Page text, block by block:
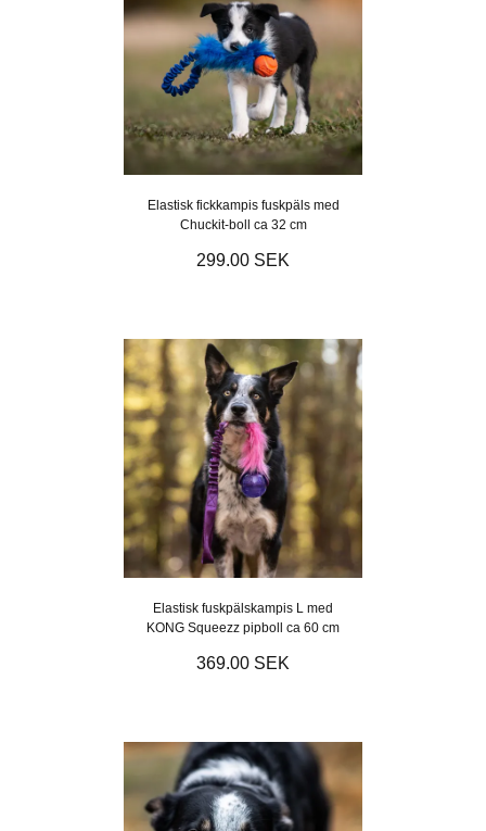
Elastisk fickkampis fuskpäls med
Chuckit-boll ca 32 cm
299.00 SEK
Elastisk fuskpälskampis L med
KONG Squeezz pipboll ca 60 cm
369.00 SEK